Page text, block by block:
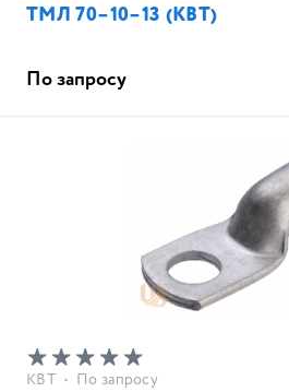
ТМЛ 70–10–13 (КВТ)
По запросу
КВТ • По запросу